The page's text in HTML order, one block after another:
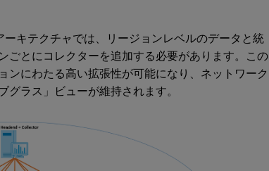
キテクチャでは、リージョンレベルのデータと統
ごとにコレクターを追加する必要があります。この
ンにわたる高い拡張性が可能になり、ネットワーク
ラス」ビューが維持されます。